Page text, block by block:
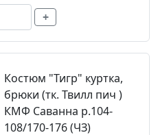
+
Костюм "Тигр" куртка,
брюки (тк. Твилл пич )
КМФ Саванна р.104-
108/170-176 (ЧЗ)